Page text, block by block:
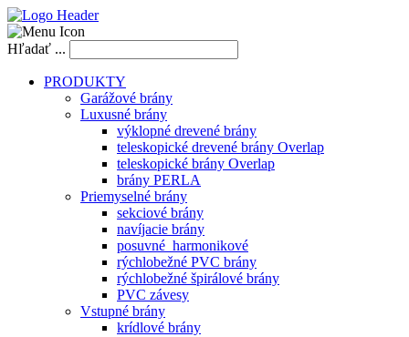
Hľadať ...
PRODUKTY
Garážové brány
Luxusné brány
výklopné drevené brány
teleskopické drevené brány Overlap
teleskopické brány Overlap
brány PERLA
Priemyselné brány
sekciové brány
navíjacie brány
posuvné_harmonikové
rýchlobežné PVC brány
rýchlobežné špirálové brány
PVC závesy
Vstupné brány
krídlové brány